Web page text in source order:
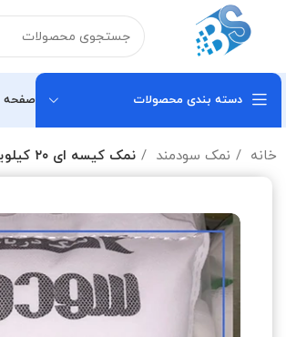
دسته بندی محصولات صفحه
خانه نمک سودمند نمک کیسه ای ۲۰ کیلویی یددار سودمند